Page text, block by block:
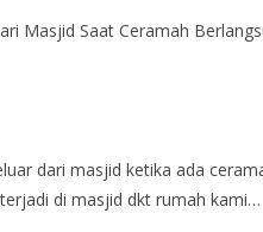
Masjid Saat Ceramah
dari masjid ketika ada
di masjid dkt rumah kami…